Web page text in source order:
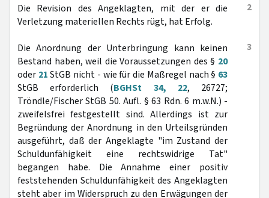
2
Die Revision des Angeklagten, mit der er die
Verletzung materiellen Rechts rügt, hat Erfolg.
3
Die Anordnung der Unterbringung kann keinen
Bestand haben, weil die Voraussetzungen des § 20
oder 21StGB nicht - wie für die Maßregel nach § 63
StGB erforderlich (BGHSt 34, 22, 26727;
Tröndle/Fischer StGB 50. Aufl. § 63 Rdn. 6 m.w.N.) -
zweifelsfrei festgestellt sind. Allerdings ist zur
Begründung der Anordnung in den Urteilsgründen
ausgeführt, daß der Angeklagte "im Zustand der
Schuldunfähigkeit eine rechtswidrige Tat"
begangen habe. Die Annahme einer positiv
feststehenden Schuldunfähigkeit des Angeklagten
steht aber im Widerspruch zu den Erwägungen der